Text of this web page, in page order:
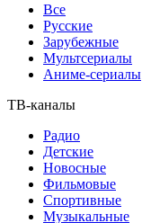
Все
Русские
Зарубежные
Мультсериалы
Аниме-сериалы
ТВ-каналы
Радио
Детские
Новосные
Фильмовые
Спортивные
Музыкальные